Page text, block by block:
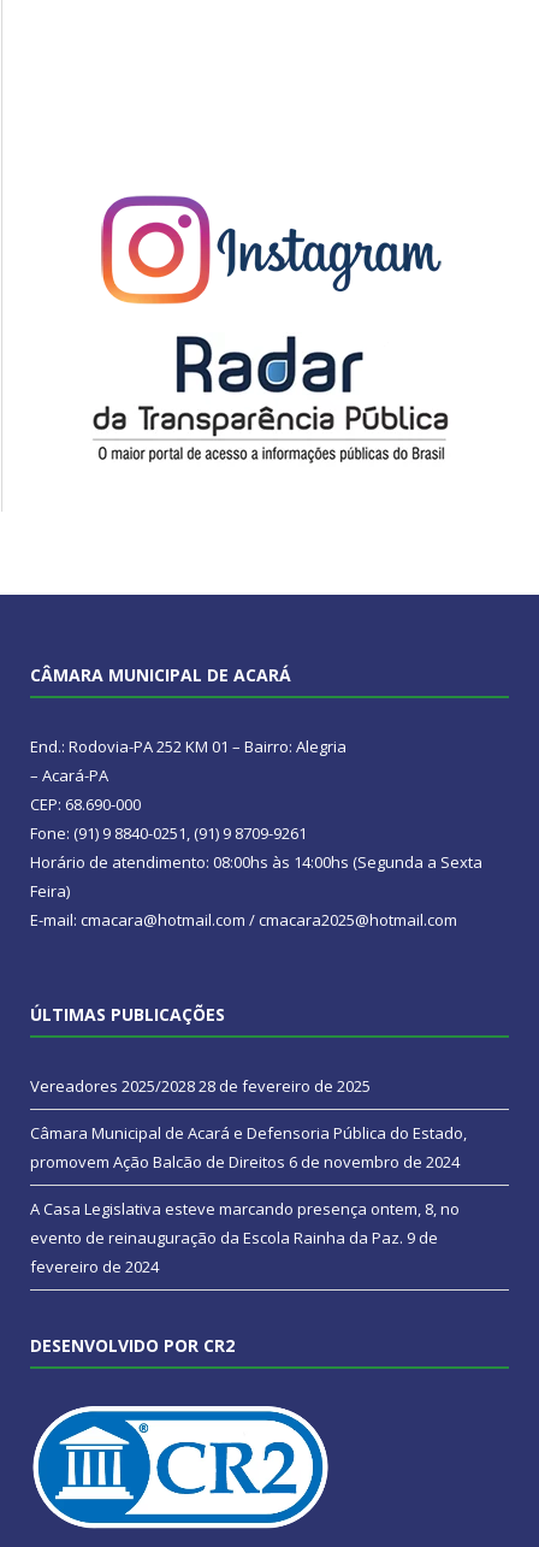
CÂMARA MUNICIPAL DE ACARÁ
End.: Rodovia-PA 252 KM 01 – Bairro: Alegria
– Acará-PA
CEP: 68.690-000
Fone: (91) 9 8840-0251, (91) 9 8709-9261
Horário de atendimento: 08:00hs às 14:00hs (Segunda a Sexta
Feira)
E-mail: cmacara@hotmail.com / cmacara2025@hotmail.com
ÚLTIMAS PUBLICAÇÕES
Vereadores 2025/202828 de fevereiro de 2025
Câmara Municipal de Acará e Defensoria Pública do Estado,
promovem Ação Balcão de Direitos 6 de novembro de 2024
A Casa Legislativa esteve marcando presença ontem, 8, no
evento de reinauguração da Escola Rainha da Paz. 9 de
fevereiro de 2024
DESENVOLVIDO POR CR2